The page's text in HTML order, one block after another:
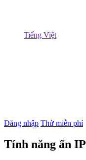
Tiếng Việt
Đăng nhập Thử miễn phí
Tính năng ẩn IP